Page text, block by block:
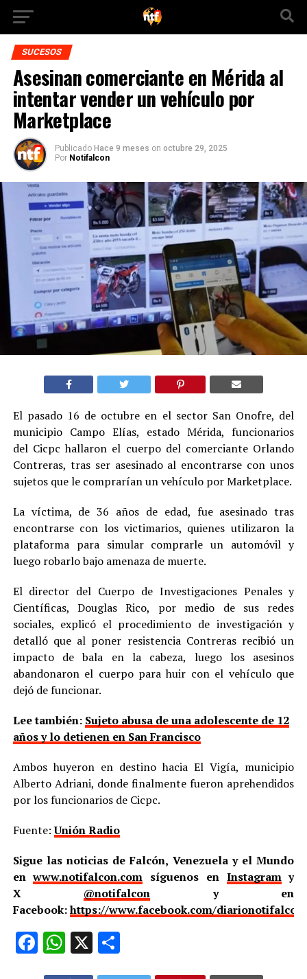
SUCESOS
Asesinan comerciante en Mérida al
intentar vender un vehículo por
Marketplace
Publicado Hace 9 meses on octubre 29, 2025
Por Notifalcon
El pasado 16 de octubre en el sector San Onofre, del
municipio Campo Elías, estado Mérida, funcionarios
del Cicpc hallaron el cuerpo del comerciante Orlando
Contreras, tras ser asesinado al encontrarse con unos
sujetos que le comprarían un vehículo por Marketplace.
La víctima, de 36 años de edad, fue asesinado tras
encontrarse con los victimarios, quienes utilizaron la
plataforma para simular comprarle un automóvil y
luego robarlo bajo amenaza de muerte.
El director del Cuerpo de Investigaciones Penales y
Científicas, Douglas Rico, por medio de sus redes
sociales, explicó el procedimiento de investigación y
detalló que al poner resistencia Contreras recibió un
impacto de bala en la cabeza, luego los asesinos
abandonaron el cuerpo para huir con el vehículo que
dejó de funcionar.
Lee también: Sujeto abusa de una adolescente de 12
años y lo detienen en San Francisco
Ambos huyeron en destino hacia El Vigía, municipio
Alberto Adriani, donde finalmente fueron aprehendidos
por los funcionarios de Cicpc.
Fuente:Unión Radio
Sigue las noticias de Falcón, Venezuela y el Mundo
enwww.notifalcon.com síguenos en Instagramy
X @notifalcon y en
Facebook:https://www.facebook.com/
Facebook
WhatsApp
X Compartir